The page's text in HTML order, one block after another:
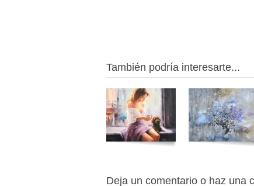
También podría interesarte...
Deja un comentario o haz una